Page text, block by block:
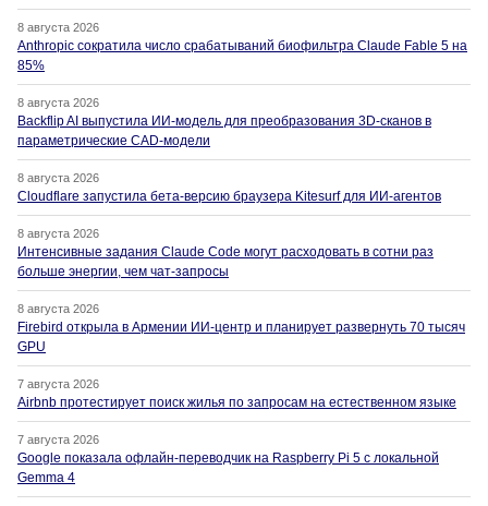
8 августа 2026
Anthropic сократила число срабатываний биофильтра Claude Fable 5 на
85%
8 августа 2026
Backflip AI выпустила ИИ-модель для преобразования 3D-сканов в
параметрические CAD-модели
8 августа 2026
Cloudflare запустила бета-версию браузера Kitesurf для ИИ-агентов
8 августа 2026
Интенсивные задания Claude Code могут расходовать в сотни раз
больше энергии, чем чат-запросы
8 августа 2026
Firebird открыла в Армении ИИ-центр и планирует развернуть 70 тысяч
GPU
7 августа 2026
Airbnb протестирует поиск жилья по запросам на естественном языке
7 августа 2026
Google показала офлайн-переводчик на Raspberry Pi 5 с локальной
Gemma 4